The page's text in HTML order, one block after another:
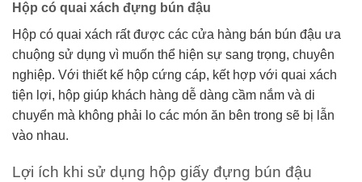
Hộp có quai xách đựng bún đậu
Hộp có quai xách rất được các cửa hàng bán bún đậu ưa
chuộng sử dụng vì muốn thể hiện sự sang trọng, chuyên
nghiệp. Với thiết kế hộp cứng cáp, kết hợp với quai xách
tiện lợi, hộp giúp khách hàng dễ dàng cầm nắm và di
chuyển mà không phải lo các món ăn bên trong sẽ bị lẫn
vào nhau.
Lợi ích khi sử dụng hộp giấy đựng bún đậu